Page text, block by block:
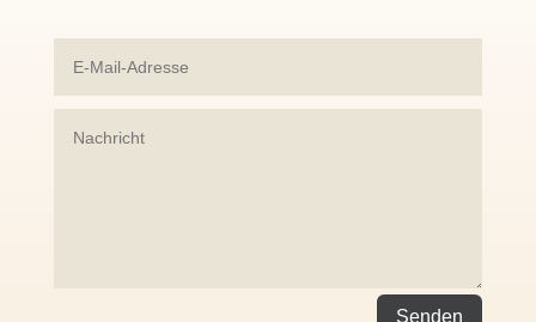
Senden